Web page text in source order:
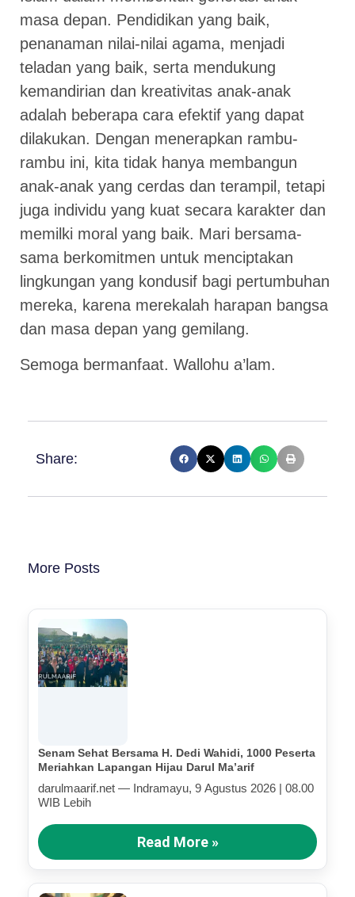
masa depan. Pendidikan yang baik,
penanaman nilai-nilai agama, menjadi
teladan yang baik, serta mendukung
kemandirian dan kreativitas anak-anak
adalah beberapa cara efektif yang dapat
dilakukan. Dengan menerapkan rambu-
rambu ini, kita tidak hanya membangun
anak-anak yang cerdas dan terampil, tetapi
juga individu yang kuat secara karakter dan
memilki moral yang baik. Mari bersama-
sama berkomitmen untuk menciptakan
lingkungan yang kondusif bagi pertumbuhan
mereka, karena merekalah harapan bangsa
dan masa depan yang gemilang.
Semoga bermanfaat. Wallohu a’lam.
Share:
More Posts
Senam Sehat Bersama H. Dedi Wahidi, 1000 Peserta
Meriahkan Lapangan Hijau Darul Ma’arif
darulmaarif.net — Indramayu, 9 Agustus 2026 | 08.00
WIB Lebih
Read More »